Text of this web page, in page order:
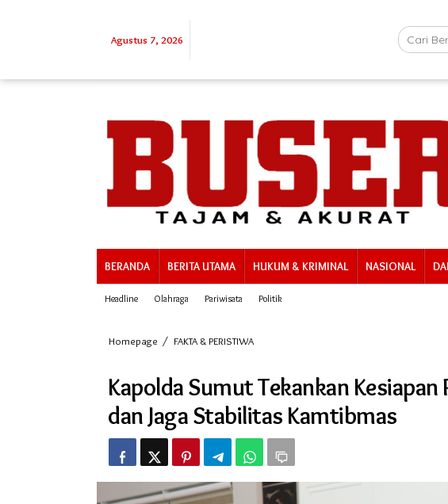
Agustus 7, 2026
BERANDA BERITA UTAMA HUKUM & KRIMINAL NASIONAL
Headline Olahraga Pariwisata Politik
Homepage / FAKTA & PERISTIWAKapolda
Kesiapan
Pengamanan
May
Day
2025
dan
Jaga
Stabilitas
Kamtibmas
Kapolda Sumut Tekankan
dan Jaga Stabilitas Kamtibmas